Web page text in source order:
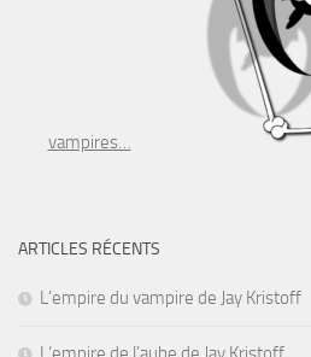
vampires…
ARTICLES RÉCENTS
L’empire du vampire de Jay Kristoff